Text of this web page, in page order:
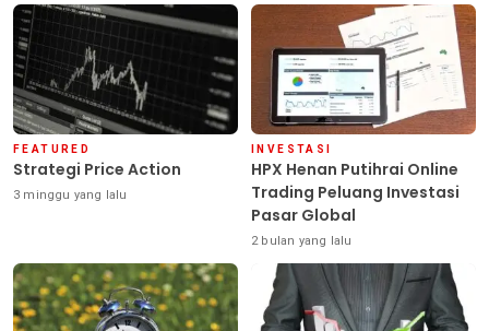
FEATURED
Strategi Price Action
3 minggu yang lalu
INVESTASI
HPX Henan Putihrai Online
Trading Peluang Investasi
Pasar Global
2 bulan yang lalu